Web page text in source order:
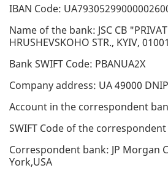
IBAN Code:
Name of the bank: JSC CB
HRUSHEVSKOHO STR., KYIV,
Bank SWIFT Code: PBANUA2X
Company address: UA 49000
Account in the correspondent
SWIFT Code of the correspondent
Correspondent bank: JP Morgan
York,USA